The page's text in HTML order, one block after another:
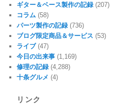
ギター＆ベース製作の記録 (207)
コラム (58)
パーツ製作の記録 (736)
ブログ限定商品＆サービス (53)
ライブ(47)
今日の出来事 (1,169)
修理の記録 (4,288)
十条グルメ (4)
リンク